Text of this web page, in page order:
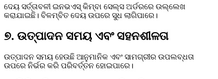
ଦେୟ ସର୍ତ୍ତାବଳୀ ଇନଭଏସ୍ କିମ୍ବା ସେଲ୍ସ ଅର୍ଡରରେ ଉଲ୍ଲେଖ
କରାଯାଇଛି। ବିଳମ୍ବିତ ଦେୟ ଉପରେ ସୁଧ ଲାଗିପାରେ।
୭. ଉତ୍ପାଦନ ସମୟ ଏବଂ ସହନଶୀଳତା
ଉତ୍ପାଦନ ସମୟ ହେଉଛି ଆନୁମାନିକ ଏବଂ ସାମଗ୍ରୀର ଉପଲବ୍ଧତା
ଉପରେ ନିର୍ଭର କରି ପରିବର୍ତ୍ତନ ହୋଇପାରେ।